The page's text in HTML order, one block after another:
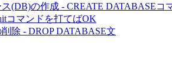
(DB)の作成 - CREATE DATABASEコ
コマンドを打てばOK
除 - DROP DATABASE文